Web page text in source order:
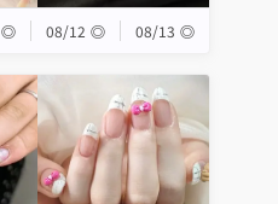
◎ 08/12 ◎ 08/13 ◎